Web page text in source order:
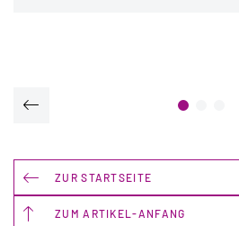
ZUR STARTSEITE
ZUM ARTIKEL-ANFANG